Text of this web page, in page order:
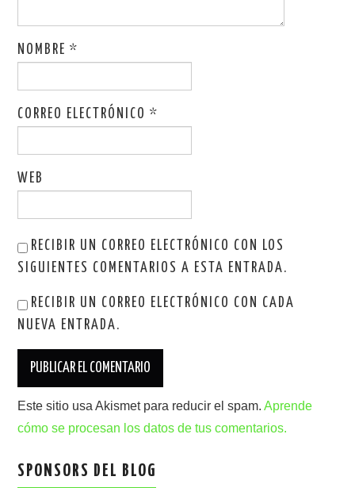
NOMBRE*
CORREO ELECTRÓNICO*
WEB
RECIBIR UN CORREO ELECTRÓNICO CON LOS
SIGUIENTES COMENTARIOS A ESTA ENTRADA.
RECIBIR UN CORREO ELECTRÓNICO CON CADA
NUEVA ENTRADA.
Este sitio usa Akismet para reducir el spam.Aprende
cómo se procesan los datos de tus comentarios.
SPONSORS DEL BLOG